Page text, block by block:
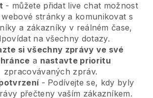
- můžete přidat live chat možnost
webové stránky a komunikovat s
a zákazníky v reálném čase,
na všechny dotazy.
si všechny zprávy ve své
a nastavte prioritu
zpracovávaných zpráv.
- Podívejte se, kdy byly
přečteny vaším zákazníkem.